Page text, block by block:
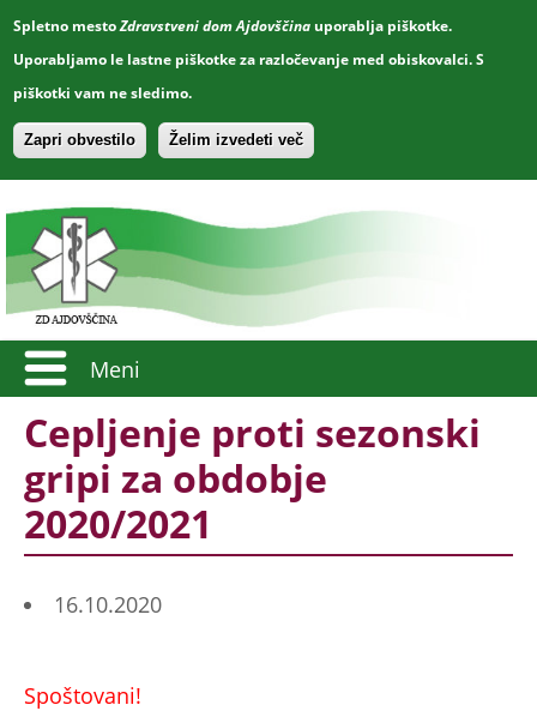
Spletno mestoZdravstveni dom Ajdovščina uporablja piškotke.
Uporabljamo le lastne piškotke za razločevanje med obiskovalci. S
piškotki vam ne sledimo.
Zapri obvestilo Želim izvedeti več
Meni
Cepljenje proti sezonski
gripi za obdobje
2020/2021
16.10.2020
Spoštovani!